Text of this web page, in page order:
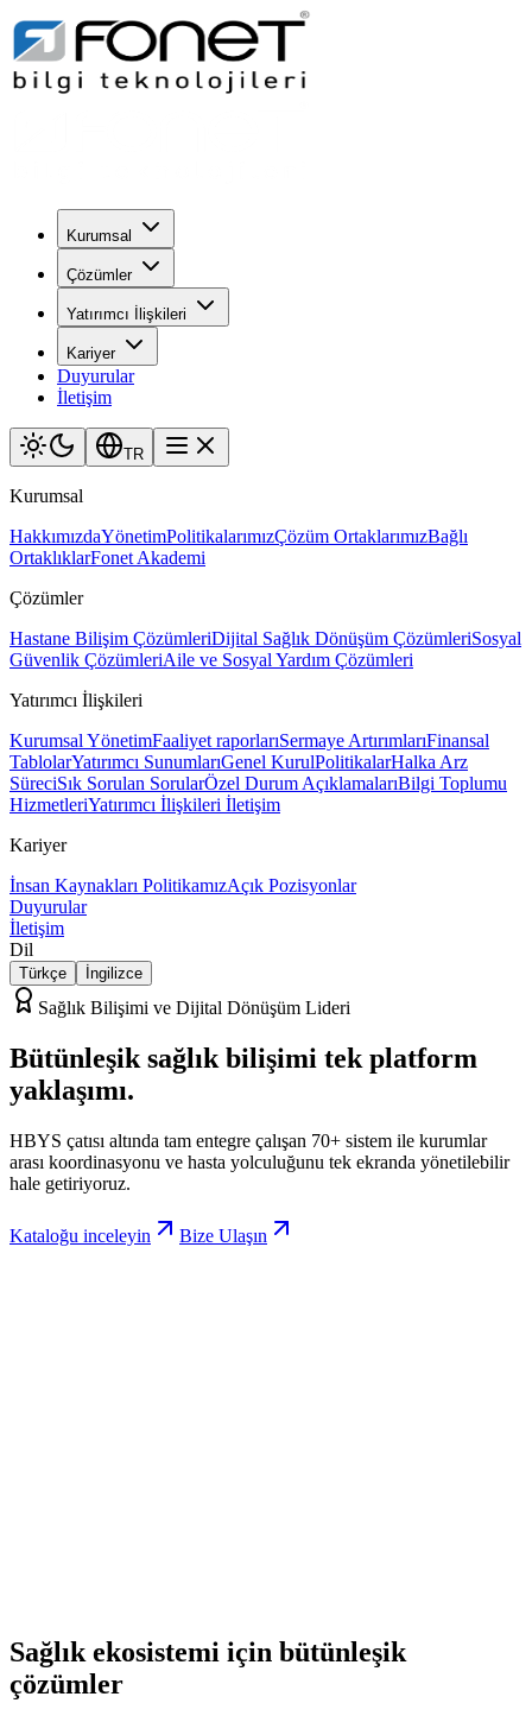
Kurumsal
Çözümler
Yatırımcı İlişkileri
Kariyer
Duyurular
İletişim
TR
Kurumsal
HakkımızdaYönetimPolitikalarımızÇözüm OrtaklarımızBağlı
OrtaklıklarFonet Akademi
Çözümler
Hastane Bilişim ÇözümleriDijital Sağlık Dönüşüm ÇözümleriSosyal
Güvenlik ÇözümleriAile ve Sosyal Yardım Çözümleri
Yatırımcı İlişkileri
Kurumsal YönetimFaaliyet raporlarıSermaye ArtırımlarıFinansal
TablolarYatırımcı SunumlarıGenel KurulPolitikalarHalka Arz
SüreciSık Sorulan SorularÖzel Durum AçıklamalarıBilgi Toplumu
HizmetleriYatırımcı İlişkileri İletişim
Kariyer
İnsan Kaynakları PolitikamızAçık Pozisyonlar
Duyurular
İletişim
Dil
Türkçe İngilizce
Sağlık Bilişimi ve Dijital Dönüşüm Lideri
Bütünleşik sağlık bilişimi tek platform
yaklaşımı.
HBYS çatısı altında tam entegre çalışan 70+ sistem ile kurumlar
arası koordinasyonu ve hasta yolculuğunu tek ekranda yönetilebilir
hale getiriyoruz.
Kataloğu inceleyin Bize Ulaşın
Sağlık ekosistemi için bütünleşik
çözümler